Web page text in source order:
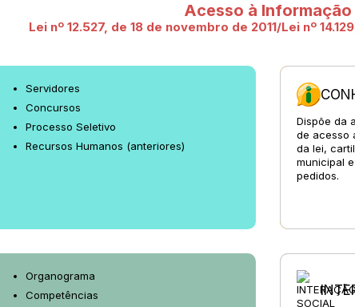
Acesso à Informação
Lei nº 12.527, de 18 de novembro de 2011/Lei nº
Servidores
Concursos
Processo Seletivo
Recursos Humanos (anteriores)
Dispõe da
de acesso
da lei,
municipal
pedidos.
Organograma
Competências